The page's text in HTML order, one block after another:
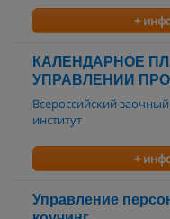
+
КАЛЕНДАРНОЕ
УПРАВЛЕНИИ
Всероссийский
институт
+
Управление